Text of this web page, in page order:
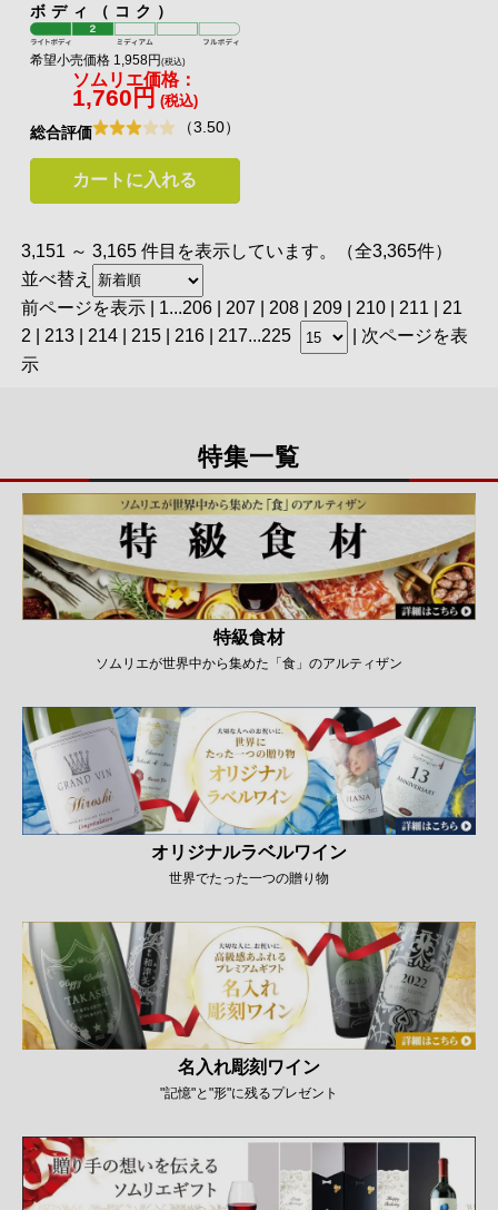
ボディ（コク）
希望小売価格 1,958円(税込)
ソムリエ価格：
1,760円 (税込)
総合評価 （3.50）
カートに入れる
3,151 ～ 3,165 件目を表示しています。（全3,365件）
並べ替え
前ページを表示| 1...206| 207 208| 209| 210| 211 | 21
2
213| 214| 215| 216| 217...225
次ページを表
示
特集一覧
特級食材
ソムリエが世界中から集めた「食」のアルティザン
オリジナルラベルワイン
世界でたった一つの贈り物
名入れ彫刻ワイン
"記憶"と"形"に残るプレゼント